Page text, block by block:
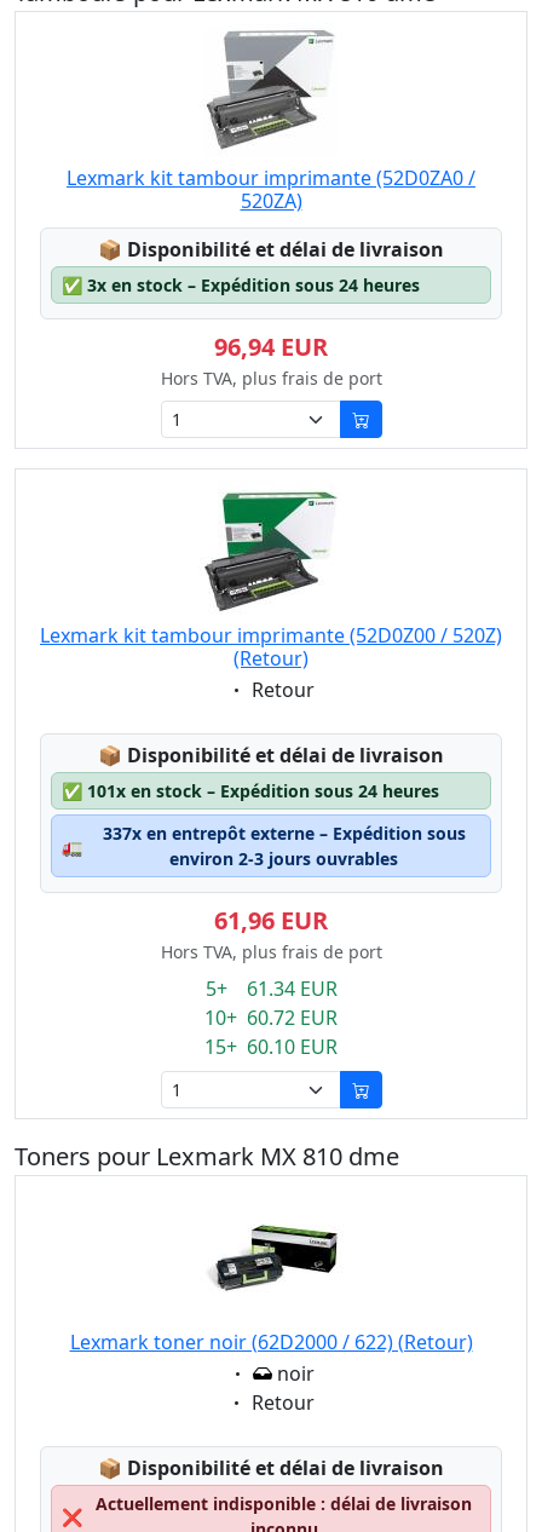
Lexmark kit tambour imprimante (52D0ZA0 /
520ZA)
📦 Lagerstatus:
Disponibilité et délai de livraison
✅ 3x en stock – Expédition sous 24 heures
96,94 EUR
Hors TVA, plus frais de port
Lexmark kit tambour imprimante (52D0Z00 / 520Z)
(Retour)
Eigenschaft:
Retour
📦 Lagerstatus:
Disponibilité et délai de livraison
✅ 101x en stock – Expédition sous 24 heures
🚛
337x en entrepôt externe – Expédition sous
environ 2-3 jours ouvrables
61,96 EUR
Hors TVA, plus frais de port
5+ 61.34 EUR
10+ 60.72 EUR
15+ 60.10 EUR
Toners pour Lexmark MX 810 dme
Lexmark toner noir (62D2000 / 622) (Retour)
Eigenschaft:
noir
Eigenschaft:
Retour
📦 Lagerstatus:
Disponibilité et délai de livraison
❌
Actuellement indisponible : délai de livraison